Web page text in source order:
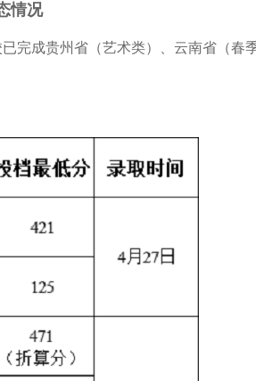
情况
完成贵州省（艺术类）、云南省（春